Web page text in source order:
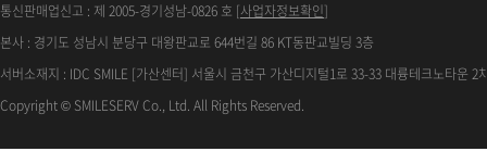
통신판매업신고 : 제 2005-경기성남-0826 호 [사업자정보확인]
본사 : 경기도 성남시 분당구 대왕판교로 644번길 86 KT동판교빌딩 3층
서버소재지 : IDC SMILE [가산센터] 서울시 금천구 가산디지털1로 33-33 대륭테크노타운 2
Copyright © SMILESERV Co., Ltd. All Rights Reserved.